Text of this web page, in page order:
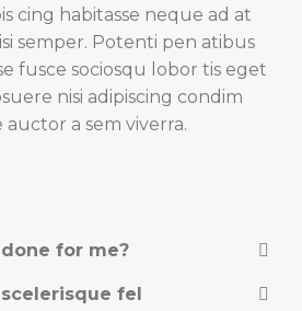
cing habitasse neque ad at
semper. Potenti pen atibus
fusce sociosqu lobor tis eget
nisi adipiscing condim
a sem viverra.
for me?
fel